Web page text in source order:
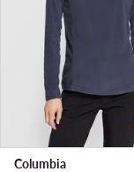
Columbia